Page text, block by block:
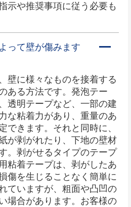
示や推奨事項に従う必要も
って壁が傷みます
壁に様々なものを接着する
ある方法です。発泡テー
透明テープなど、一部の建
な粘着力があり、重量のあ
できます。それと同時に、
が剥がれたり、下地の壁材
。剥がせるタイプのテープ
粘着テープは、剥がしたあ
傷を生じることなく簡単に
ていますが、粗面や凸凹の
場合があります。お客様の